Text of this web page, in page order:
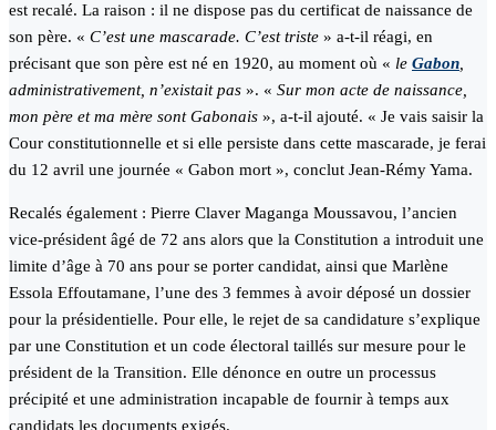
est recalé. La raison : il ne dispose pas du certificat de naissance de
son père. « C’est une mascarade. C’est triste » a-t-il réagi, en
précisant que son père est né en 1920, au moment où « le Gabon,
administrativement, n’existait pas ». « Sur mon acte de naissance,
mon père et ma mère sont Gabonais », a-t-il ajouté. « Je vais saisir la
Cour constitutionnelle et si elle persiste dans cette mascarade, je ferai
du 12 avril une journée « Gabon mort », conclut Jean-Rémy Yama.
Recalés également : Pierre Claver Maganga Moussavou, l’ancien
vice-président âgé de 72 ans alors que la Constitution a introduit une
limite d’âge à 70 ans pour se porter candidat, ainsi que Marlène
Essola Effoutamane, l’une des 3 femmes à avoir déposé un dossier
pour la présidentielle. Pour elle, le rejet de sa candidature s’explique
par une Constitution et un code électoral taillés sur mesure pour le
président de la Transition. Elle dénonce en outre un processus
précipité et une administration incapable de fournir à temps aux
candidats les documents exigés.